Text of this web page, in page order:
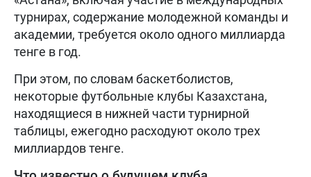
турнирах, содержание молодежной команды и
академии, требуется около одного миллиарда
тенге в год.
При этом, по словам баскетболистов,
некоторые футбольные клубы Казахстана,
находящиеся в нижней части турнирной
таблицы, ежегодно расходуют около трех
миллиардов тенге.